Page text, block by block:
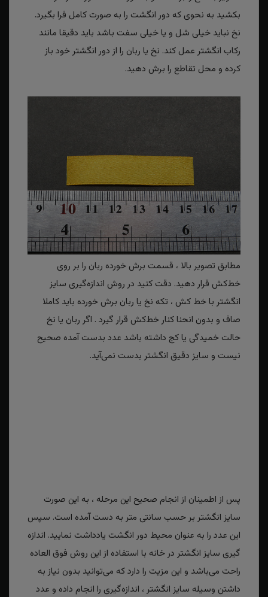
بکشید به نحوی که دور انگشت را به صورت کامل فرا بگیرد.
نخ نباید خیلی شل و یا خیلی سفت باشد باید دقیقا مانند
رکاب انگشتر عمل کند. نخ یا ربان را از دور انگشتر خود باز
کرده و محل تقاطع را برش دهید.
مطابق تصویر بالا ، قسمت برش خورده ربان را بر روی
خط‌کش قرار دهید. دقت کنید در روش اندازه‌گیری سایز
انگشتر با خط کش ، تکه نخ یا ربان برش خورده باید کاملا
صاف و بدون انحنا کنار خط‌کش قرار گیرد . اگر ربان یا نخ
حالت خمیدگی یا کج داشته باشد عدد بدست آمده صحیح
نیست و سایز دقیق انگشتر بدست نمی‌آید.
پس از اطمینان از انجام صحیح این مرحله ، به این صورت
سایز انگشتر بر حسب سانتی متر به دست آمده است. سپس
این عدد را به عنوان محیط دور انگشت یادداشت نمایید. اندازه
گیری سایز انگشتر در خانه با استفاده از این روش فوق العاده
راحت می‌باشد و این مزیت را دارد که می‌توانید بدون نیاز به
داشتن وسیله سایز انگشتر ، اندازه‌گیری را انجام داده و عدد